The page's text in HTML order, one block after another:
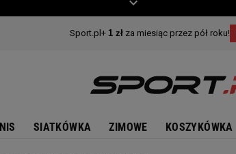
SIATKÓWKA ZIMOWE KOSZYKÓWKA